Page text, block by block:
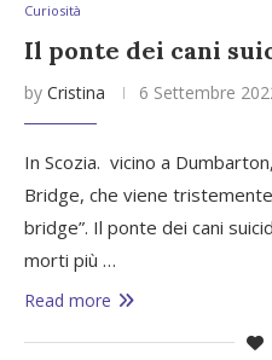
Curiosità
Il ponte dei cani
by Cristina 6 Settembre
In Scozia. vicino a
Bridge, che viene
bridge”. Il ponte dei cani
morti più …
Read more